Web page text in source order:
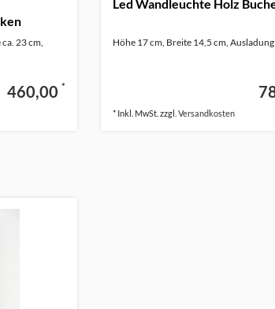
23 cm,
460,00 *
Led Wandleuchte Holz
Höhe 17 cm, Breite 14,5 cm,
* Inkl. MwSt. zzgl. Versandkosten